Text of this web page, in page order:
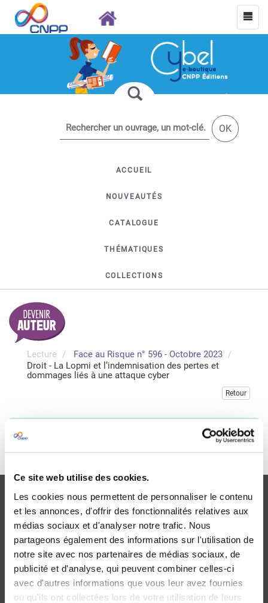
Ce site web utilise des cookies.
Les cookies nous permettent de personnaliser le contenu
et les annonces, d'offrir des fonctionnalités relatives aux
médias sociaux et d'analyser notre trafic. Nous
partageons également des informations sur l'utilisation de
notre site avec nos partenaires de médias sociaux, de
publicité et d'analyse, qui peuvent combiner celles-ci
avec d'autres informations que vous leur avez fournies
ou qu'ils ont collectées lors de votre utilisation de leurs
OK
ACCUEIL
NOUVEAUTÉS
CATALOGUE
THÉMATIQUES
COLLECTIONS
Lecture
Face au Risque n° 596 - Octobre 2023
Droit - La Lopmi et l’indemnisation des pertes et
dommages liés à une attaque cyber
Retour
Veuillez vous connecter pour accéder à cette publication
Livraison
dans le monde entier